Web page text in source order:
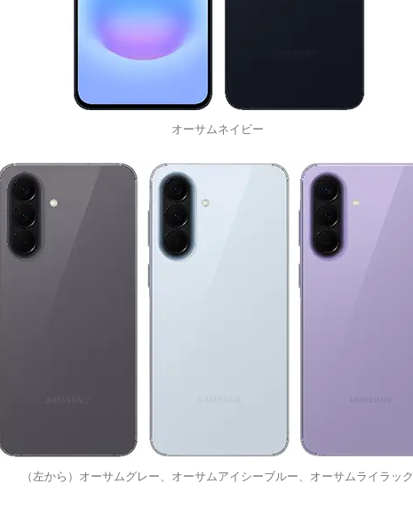
オーサムネイビー
（左から）オーサムグレー、オーサムアイシーブルー、オーサムライラック